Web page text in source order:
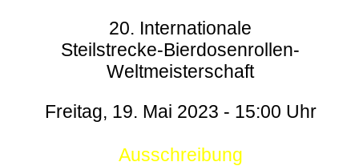
20. Internationale
Steilstrecke-Bierdosenrollen-
Weltmeisterschaft
Freitag, 19. Mai 2023 - 15:00 Uhr
Ausschreibung